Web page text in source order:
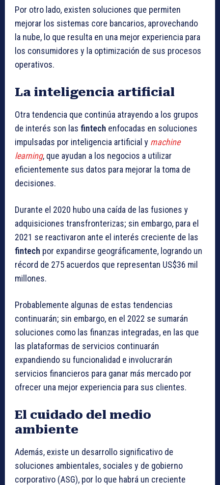
Por otro lado, existen soluciones que permiten
mejorar los sistemas core bancarios, aprovechando
la nube, lo que resulta en una mejor experiencia para
los consumidores y la optimización de sus procesos
operativos.
La inteligencia artificial
Otra tendencia que continúa atrayendo a los grupos
de interés son las fintech enfocadas en soluciones
impulsadas por inteligencia artificial y machine
learning, que ayudan a los negocios a utilizar
eficientemente sus datos para mejorar la toma de
decisiones.
Durante el 2020 hubo una caída de las fusiones y
adquisiciones transfronterizas; sin embargo, para el
2021 se reactivaron ante el interés creciente de las
fintech por expandirse geográficamente, logrando un
récord de 275 acuerdos que representan US$36 mil
millones.
Probablemente algunas de estas tendencias
continuarán; sin embargo, en el 2022 se sumarán
soluciones como las finanzas integradas, en las que
las plataformas de servicios continuarán
expandiendo su funcionalidad e involucrarán
servicios financieros para ganar más mercado por
ofrecer una mejor experiencia para sus clientes.
El cuidado del medio
ambiente
Además, existe un desarrollo significativo de
soluciones ambientales, sociales y de gobierno
corporativo (ASG), por lo que habrá un creciente